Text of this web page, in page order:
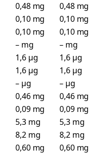
0,48 mg
0,48 mg
0,10 mg
0,10 mg
0,10 mg
0,10 mg
– mg
– mg
1,6 µg
1,6 µg
1,6 µg
1,6 µg
– µg
– µg
0,46 mg
0,46 mg
0,09 mg
0,09 mg
5,3 mg
5,3 mg
8,2 mg
8,2 mg
0,60 mg
0,60 mg